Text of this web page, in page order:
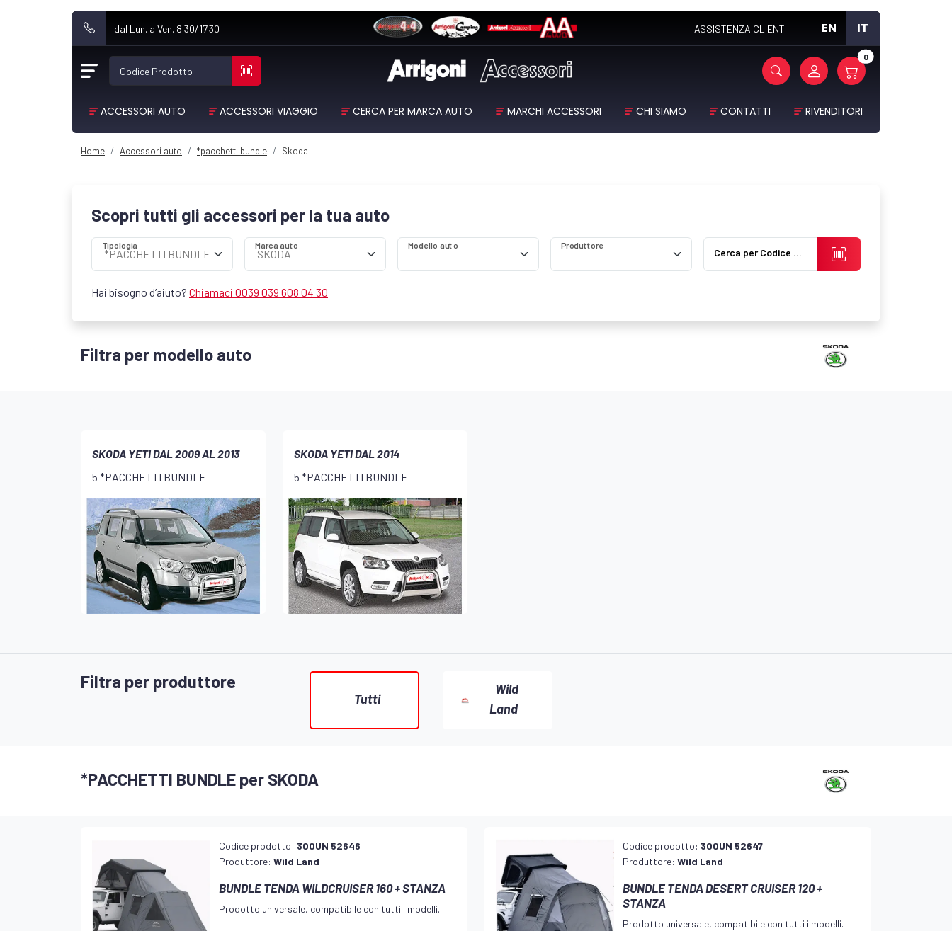
dal Lun. a Ven. 8.30/17.30 ASSISTENZA CLIENTI EN IT
Codice Prodotto
0
ACCESSORI AUTO ACCESSORI VIAGGIO CERCA PER MARCA AUTO MARCHI ACCESSORI CHI SIAMO CONTATTI RIVENDITORI
Home Accessori auto *pacchetti bundle Skoda
Scopri tutti gli accessori per la tua auto
Tipologia Marca auto Modello auto Produttore
Cerca per Codice Prodotto
Hai bisogno d’aiuto? Chiamaci 0039 039 608 04 30
Filtra per modello auto
SKODA YETI DAL 2009 AL 2013
5 *PACCHETTI BUNDLE
SKODA YETI DAL 2014
5 *PACCHETTI BUNDLE
Filtra per produttore
Tutti
Wild
Land
*PACCHETTI BUNDLE per SKODA
Codice prodotto: 300UN 52646
Produttore:Wild Land
BUNDLE TENDA WILDCRUISER 160 + STANZA
Prodotto universale, compatibile con tutti i modelli.
Codice prodotto: 300UN 52647
Produttore:Wild Land
BUNDLE TENDA DESERT CRUISER 120 +
STANZA
Prodotto universale, compatibile con tutti i modelli.